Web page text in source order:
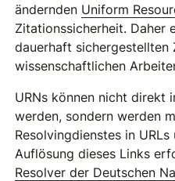
ändernden Uniform
Zitationssicherheit. Daher
dauerhaft sichergestellten
wissenschaftlichen
URNs können nicht direkt
werden, sondern werden
Resolvingdienstes in
Auflösung dieses Links
Resolver der Deutschen